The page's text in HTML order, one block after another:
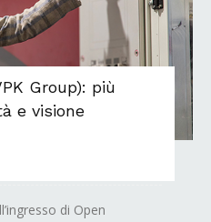
Group): più
e visione
di Open